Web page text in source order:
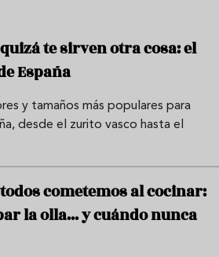
te sirven otra cosa: el
España
y tamaños más populares para
desde el zurito vasco hasta el
cometemos al cocinar:
la olla... y cuándo nunca